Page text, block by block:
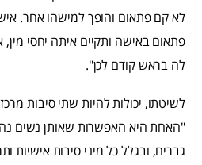
לא קם פתאום והופך למישהו אחר.
פתאום באישה ותקיים איתה יחסי
לה בראש קודם לכן".
לשיטתו, יכולות להיות שתי סיבות
"האחת היא האפשרות שאותן נשים
גברים, ובגלל כל מיני סיבות אישיות